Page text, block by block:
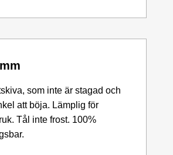
som inte är stagad och
att böja. Lämplig för
Tål inte frost. 100%